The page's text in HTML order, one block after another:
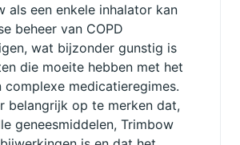
als een enkele inhalator kan
beheer van COPD
wat bijzonder gunstig is
die moeite hebben met het
complexe medicatieregimes.
belangrijk op te merken dat,
geneesmiddelen, Trimbow